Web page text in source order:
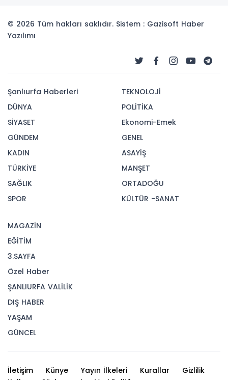
© 2026 Tüm hakları saklıdır. Sistem : Gazisoft Haber
Yazılımı
Şanlıurfa Haberleri
DÜNYA
SİYASET
GÜNDEM
KADIN
TÜRKİYE
SAĞLIK
SPOR
TEKNOLOJİ
POLİTİKA
Ekonomi-Emek
GENEL
ASAYİŞ
MANŞET
ORTADOĞU
KÜLTÜR -SANAT
MAGAZİN
EĞİTİM
3.SAYFA
Özel Haber
ŞANLIURFA VALİLİK
DIŞ HABER
YAŞAM
GÜNCEL
İletişim Künye Yayın İlkeleri Kurallar
Gizlilik